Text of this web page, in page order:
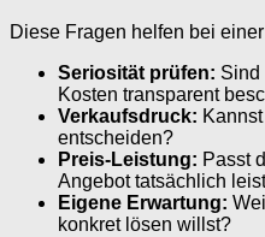
Diese Fragen helfen bei
Seriosität prüfen: Sind
Kosten transparent
Verkaufsdruck:
entscheiden?
Preis-Leistung: Passt
Angebot tatsächlich
Eigene Erwartung:
konkret lösen willst?